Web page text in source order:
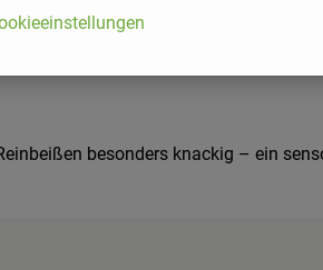
besonders knackig – ein